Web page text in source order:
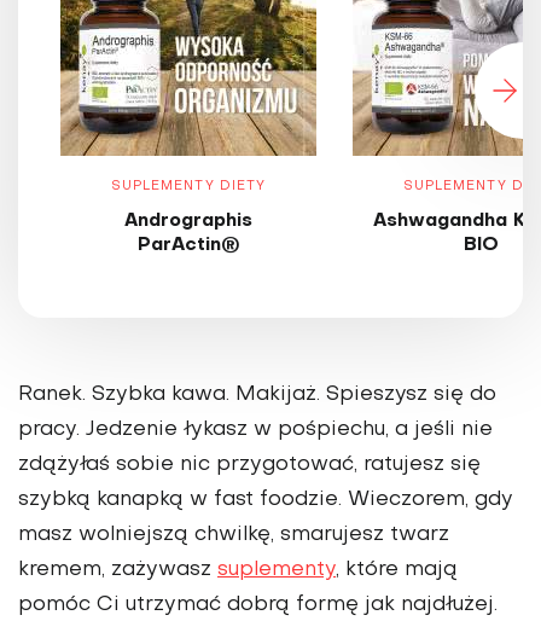
SUPLEMENTY DIETY
Andrographis
ParActin®
SUPLEMENTY
Ashwagandha
BIO
Ranek. Szybka kawa. Makijaż. Spieszysz się do
pracy. Jedzenie łykasz w pośpiechu, a jeśli nie
zdążyłaś sobie nic przygotować, ratujesz się
szybką kanapką w fast foodzie. Wieczorem, gdy
masz wolniejszą chwilkę, smarujesz twarz
kremem, zażywasz suplementy, które mają
pomóc Ci utrzymać dobrą formę jak najdłużej.